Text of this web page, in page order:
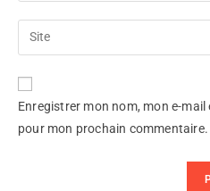
Enregistrer mon nom, mon e-
pour mon prochain commentaire.